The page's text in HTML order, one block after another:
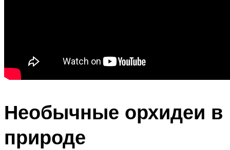
Необычные орхидеи в
природе